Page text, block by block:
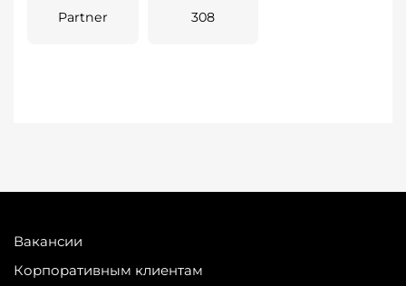
Partner 308
Вакансии
Корпоративным клиентам